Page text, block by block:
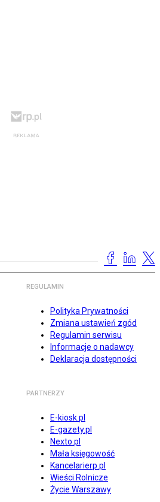
REGULAMIN
Polityka Prywatności
Zmiana ustawień zgód
Regulamin serwisu
Informacje o nadawcy
Deklaracja dostępności
PARTNERZY
E-kiosk.pl
E-gazety.pl
Nexto.pl
Mała księgowość
Kancelarierp.pl
Wieści Rolnicze
Życie Warszawy